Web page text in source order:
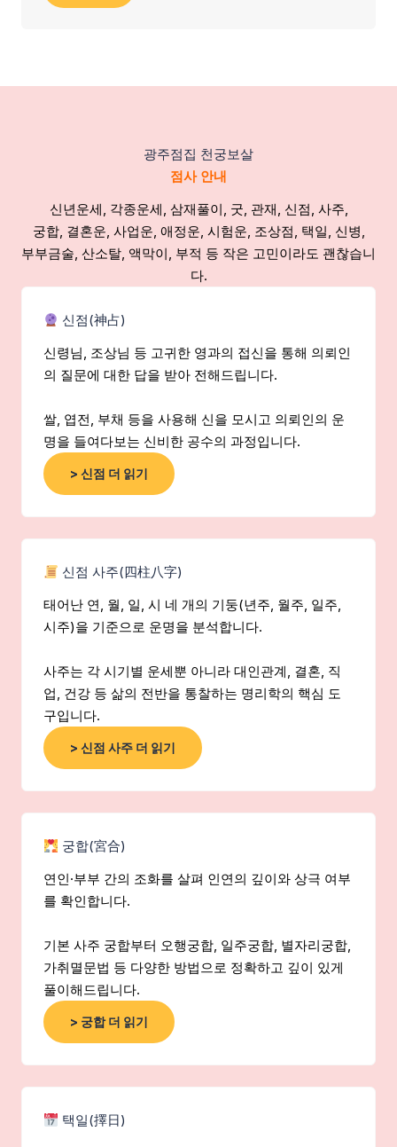
광주점집 천궁보살
점사 안내
신년운세, 각종운세, 삼재풀이, 굿, 관재, 신점, 사주,
궁합, 결혼운, 사업운, 애정운, 시험운, 조상점, 택일, 신병,
부부금술, 산소탈, 액막이, 부적 등 작은 고민이라도 괜찮습니
다.
신점(神占)
신령님, 조상님 등 고귀한 영과의 접신을 통해 의뢰인
의 질문에 대한 답을 받아 전해드립니다.
쌀, 엽전, 부채 등을 사용해 신을 모시고 의뢰인의 운
명을 들여다보는 신비한 공수의 과정입니다.
> 신점 더 읽기
신점 사주(四柱八字)
태어난 연, 월, 일, 시 네 개의 기둥(년주, 월주, 일주,
시주)을 기준으로 운명을 분석합니다.
사주는 각 시기별 운세뿐 아니라 대인관계, 결혼, 직
업, 건강 등 삶의 전반을 통찰하는 명리학의 핵심 도
구입니다.
> 신점 사주 더 읽기
궁합(宮合)
연인·부부 간의 조화를 살펴 인연의 깊이와 상극 여부
를 확인합니다.
기본 사주 궁합부터 오행궁합, 일주궁합, 별자리궁합,
가취멸문법 등 다양한 방법으로 정확하고 깊이 있게
풀이해드립니다.
> 궁합 더 읽기
택일(擇日)